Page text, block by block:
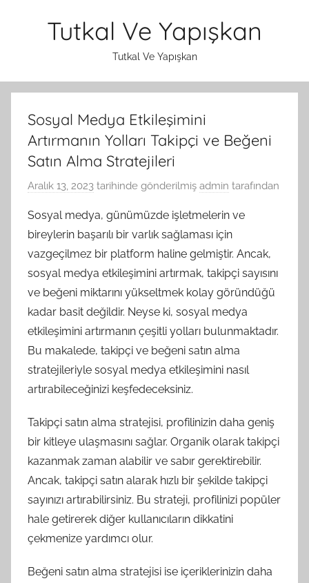
Tutkal Ve Yapışkan
Tutkal Ve Yapışkan
Sosyal Medya Etkileşimini
Artırmanın Yolları Takipçi ve Beğeni
Satın Alma Stratejileri
Aralık 13, 2023 tarihinde gönderilmiş admin tarafından
Sosyal medya, günümüzde işletmelerin ve
bireylerin başarılı bir varlık sağlaması için
vazgeçilmez bir platform haline gelmiştir. Ancak,
sosyal medya etkileşimini artırmak, takipçi sayısını
ve beğeni miktarını yükseltmek kolay göründüğü
kadar basit değildir. Neyse ki, sosyal medya
etkileşimini artırmanın çeşitli yolları bulunmaktadır.
Bu makalede, takipçi ve beğeni satın alma
stratejileriyle sosyal medya etkileşimini nasıl
artırabileceğinizi keşfedeceksiniz.
Takipçi satın alma stratejisi, profilinizin daha geniş
bir kitleye ulaşmasını sağlar. Organik olarak takipçi
kazanmak zaman alabilir ve sabır gerektirebilir.
Ancak, takipçi satın alarak hızlı bir şekilde takipçi
sayınızı artırabilirsiniz. Bu strateji, profilinizi popüler
hale getirerek diğer kullanıcıların dikkatini
çekmenize yardımcı olur.
Beğeni satın alma stratejisi ise içeriklerinizin daha